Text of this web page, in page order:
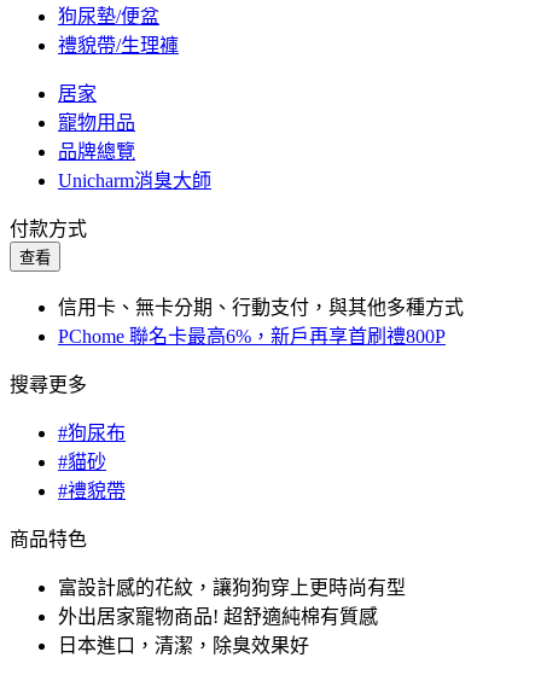
狗尿墊/便盆
禮貌帶/生理褲
居家
寵物用品
品牌總覽
Unicharm消臭大師
付款方式
查看
信用卡、無卡分期、行動支付，與其他多種方式
PChome 聯名卡最高6%，新戶再享首刷禮800P
搜尋更多
#狗尿布
#貓砂
#禮貌帶
商品特色
富設計感的花紋，讓狗狗穿上更時尚有型
外出居家寵物商品! 超舒適純棉有質感
日本進口，清潔，除臭效果好